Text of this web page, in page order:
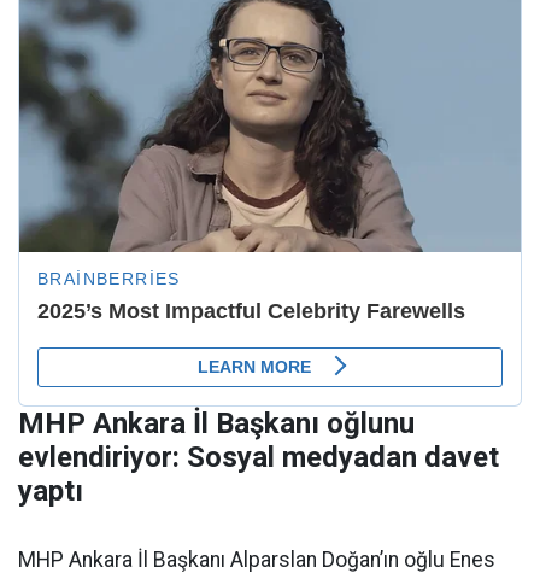
MHP Ankara İl Başkanı oğlunu
evlendiriyor: Sosyal medyadan davet
yaptı
MHP Ankara İl Başkanı Alparslan Doğan’ın oğlu Enes